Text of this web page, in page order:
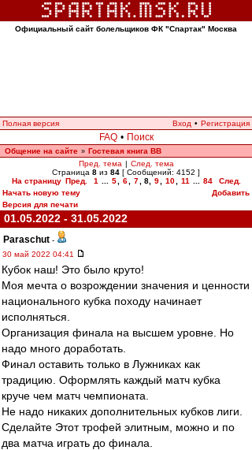
Официальный сайт болельщиков ФК "Спартак" Москва
Полная версия Вход • Регистрация
FAQ • Поиск
Общение на сайте » Гостевая книга ВВ
Пред. тема | След. тема
Страница 8 из 84 [ Сообщений: 4152 ]
На страницу Пред. 1 5 6 7 8, 9 10 11 84
След.
Начать новую тему
Добавить
Версия для печати
01.05.2022 - 31.05.2022
Paraschut -
30 май 2022 04:41
Кубок наш! Это было круто!
Моя мечта о возрождении значения и ценности
национального кубка походу начинает
исполняться.
Организация финала на высшем уровне. Но
надо много доработать.
Финал оставить только в Лужниках как
традицию. Оформлять каждый матч кубка
круче чем матч чемпионата.
Нe надо никаких дополнительных кубков лиги.
Сделайте Этот трофей элитным, можно и по
два матча играть до финала.